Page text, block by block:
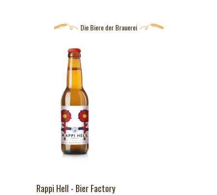
Die Biere der Brauerei
Rappi Hell - Bier Factory